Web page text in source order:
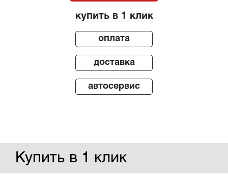
купить в 1 клик
оплата
доставка
автосервис
Купить в 1 клик